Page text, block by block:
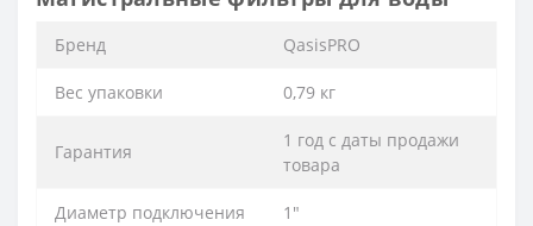
Бренд QasisPRO
Вес упаковки 0,79 кг
Гарантия
1 год с даты продажи
товара
Диаметр подключения 1″